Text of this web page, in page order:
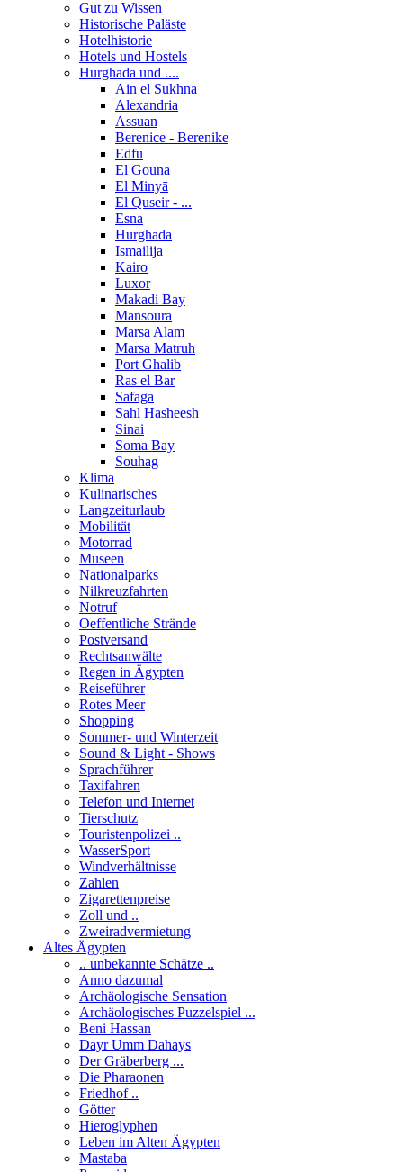
Gut zu Wissen
Historische Paläste
Hotelhistorie
Hotels und Hostels
Hurghada und ....
Ain el Sukhna
Alexandria
Assuan
Berenice - Berenike
Edfu
El Gouna
El Minyā
El Quseir - ...
Esna
Hurghada
Ismailija
Kairo
Luxor
Makadi Bay
Mansoura
Marsa Alam
Marsa Matruh
Port Ghalib
Ras el Bar
Safaga
Sahl Hasheesh
Sinai
Soma Bay
Souhag
Klima
Kulinarisches
Langzeiturlaub
Mobilität
Motorrad
Museen
Nationalparks
Nilkreuzfahrten
Notruf
Oeffentliche Strände
Postversand
Rechtsanwälte
Regen in Ägypten
Reiseführer
Rotes Meer
Shopping
Sommer- und Winterzeit
Sound & Light - Shows
Sprachführer
Taxifahren
Telefon und Internet
Tierschutz
Touristenpolizei ..
WasserSport
Windverhältnisse
Zahlen
Zigarettenpreise
Zoll und ..
Zweiradvermietung
Altes Ägypten
.. unbekannte Schätze ..
Anno dazumal
Archäologische Sensation
Archäologisches Puzzelspiel ...
Beni Hassan
Dayr Umm Dahays
Der Gräberberg ...
Die Pharaonen
Friedhof ..
Götter
Hieroglyphen
Leben im Alten Ägypten
Mastaba